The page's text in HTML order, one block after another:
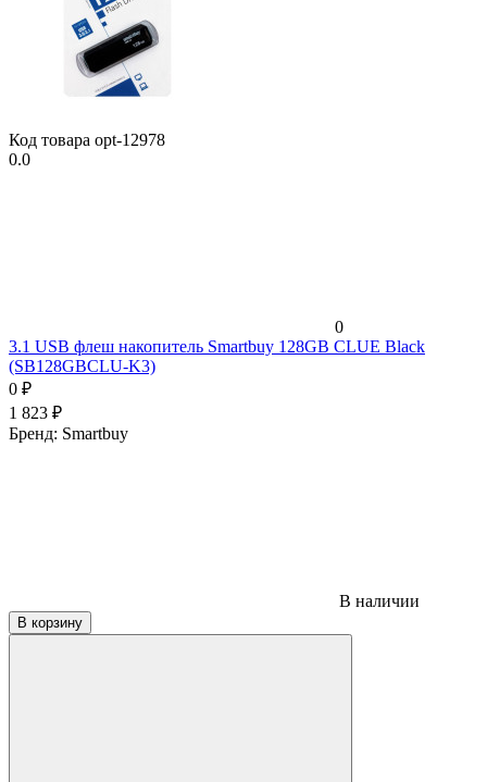
Код товара opt-12978
0.0
0
3.1 USB флеш накопитель Smartbuy 128GB CLUE Black
(SB128GBCLU-K3)
0 ₽
1 823 ₽
Бренд: Smartbuy
В наличии
В корзину